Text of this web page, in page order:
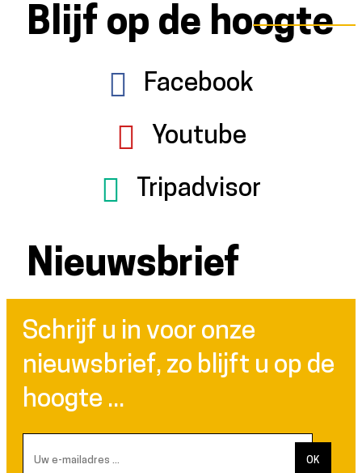
Blijf op de hoogte
Facebook
Youtube
Tripadvisor
Nieuwsbrief
Schrijf u in voor onze
nieuwsbrief, zo blijft u op de
hoogte ...